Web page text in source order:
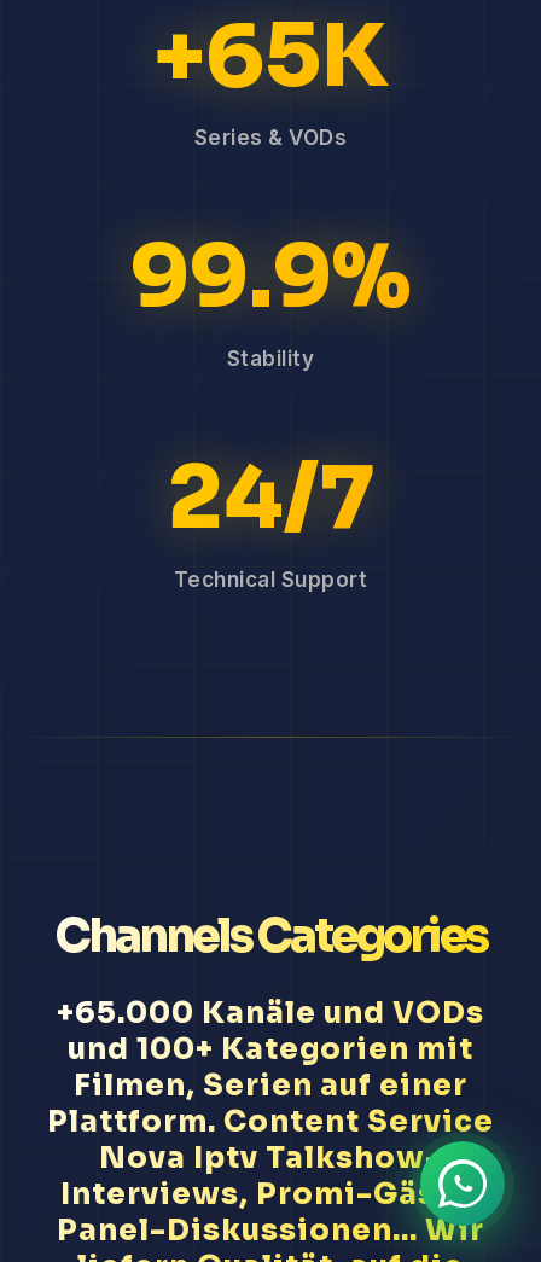
+65K
Series & VODs
99.9%
Stability
24/7
Technical Support
Channels Categories
+65.000 Kanäle und VODs
und 100+ Kategorien mit
Filmen, Serien auf einer
Plattform. Content Service
Nova Iptv Talkshow-
Interviews, Promi-Gäste,
Panel-Diskussionen... Wir